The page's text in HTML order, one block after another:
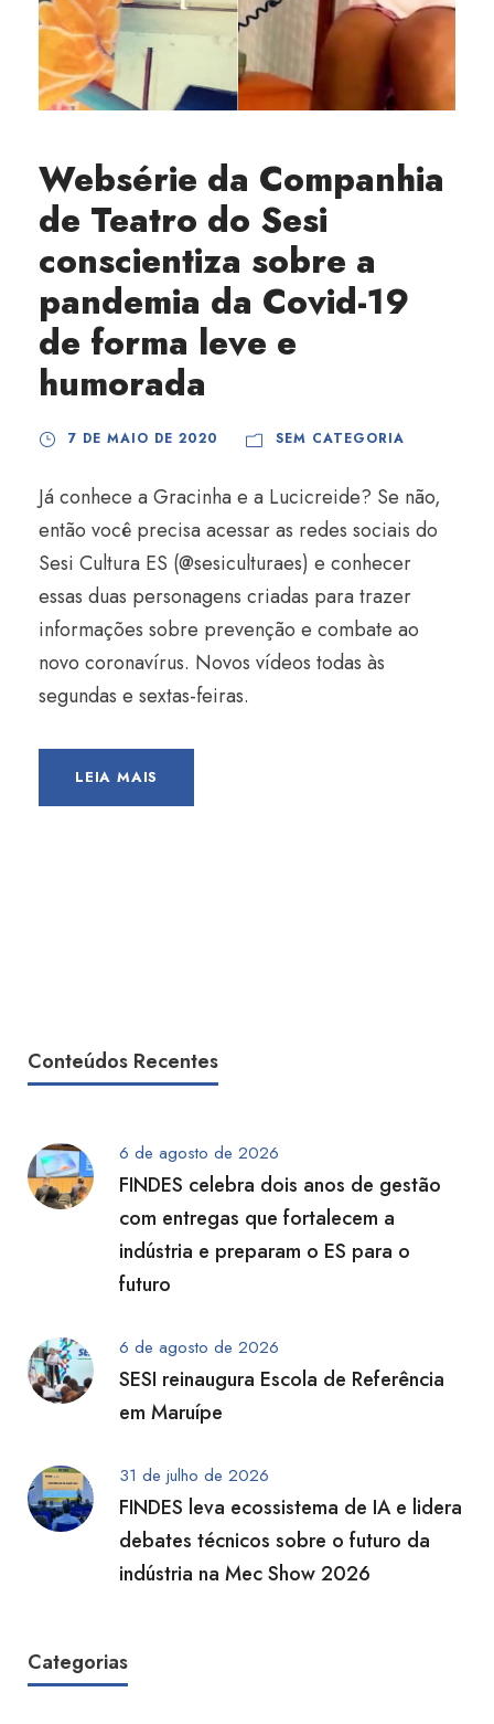
Websérie da Companhia
de Teatro do Sesi
conscientiza sobre a
pandemia da Covid-19
de forma leve e
humorada
7 DE MAIO DE 2020 SEM CATEGORIA
Já conhece a Gracinha e a Lucicreide? Se não,
então você precisa acessar as redes sociais do
Sesi Cultura ES (@sesiculturaes) e conhecer
essas duas personagens criadas para trazer
informações sobre prevenção e combate ao
novo coronavírus. Novos vídeos todas às
segundas e sextas-feiras.
LEIA MAIS
Conteúdos Recentes
6 de agosto de 2026
FINDES celebra dois anos de gestão
com entregas que fortalecem a
indústria e preparam o ES para o
futuro
6 de agosto de 2026
SESI reinaugura Escola de Referência
em Maruípe
31 de julho de 2026
FINDES leva ecossistema de IA e lidera
debates técnicos sobre o futuro da
indústria na Mec Show 2026
Categorias